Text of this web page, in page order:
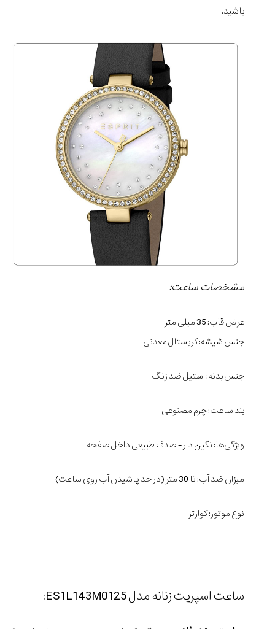
باشید.
مشخصات ساعت:
عرض قاب: 35 میلی متر
جنس شیشه: کریستال معدنی
جنس بدنه: استیل ضد زنگ
بند ساعت: چرم مصنوعی
ویژگی‌ها: نگین دار - صدف طبیعی داخل صفحه
میزان ضد آب: تا 30 متر (در حد پاشیدن آب روی ساعت)
نوع موتور: کوارتز
ساعت اسپریت زنانه مدل ES1L143M0125: